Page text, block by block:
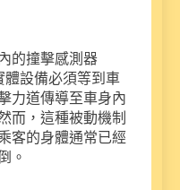
的撞擊感測器
體設備必須等到車
力道傳導至車身內
而，這種被動機制
客的身體通常已經
。